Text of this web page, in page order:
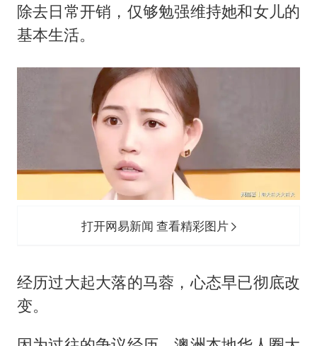
除去日常开销，仅够勉强维持她和女儿的
基本生活。
打开网易新闻 查看精彩图片
经历过大起大落的马蓉，心态早已彻底改
变。